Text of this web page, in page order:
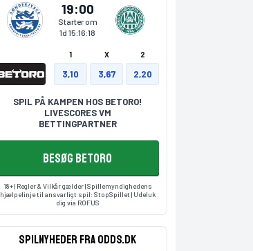
19:00
Starter om
1d 15:16:17
1 X 2
3,10 3,67 2,20
SPIL PÅ KAMPEN HOS BETORO!
LIVESCORES VM
BETTINGPARTNER
BESØG BETORO
18+ | Regler & Vilkår gælder | Spillemyndighedens
hjælpelinje til ansvarligt spil:StopSpillet | Udeluk
dig via ROFUS
Spilnyheder fra odds.dk